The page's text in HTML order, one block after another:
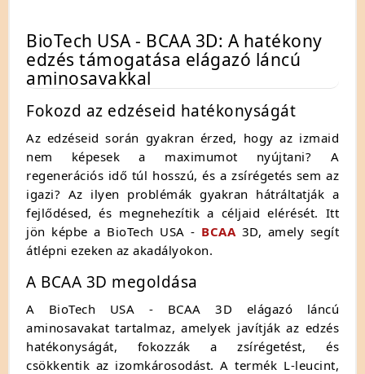
BioTech USA - BCAA 3D: A hatékony
edzés támogatása elágazó láncú
aminosavakkal
Fokozd az edzéseid hatékonyságát
Az edzéseid során gyakran érzed, hogy az izmaid
nem képesek a maximumot nyújtani? A
regenerációs idő túl hosszú, és a zsírégetés sem az
igazi? Az ilyen problémák gyakran hátráltatják a
fejlődésed, és megnehezítik a céljaid elérését. Itt
jön képbe a BioTech USA - BCAA 3D, amely segít
átlépni ezeken az akadályokon.
A BCAA 3D megoldása
A BioTech USA - BCAA 3D elágazó láncú
aminosavakat tartalmaz, amelyek javítják az edzés
hatékonyságát, fokozzák a zsírégetést, és
csökkentik az izomkárosodást. A termék L-leucint,